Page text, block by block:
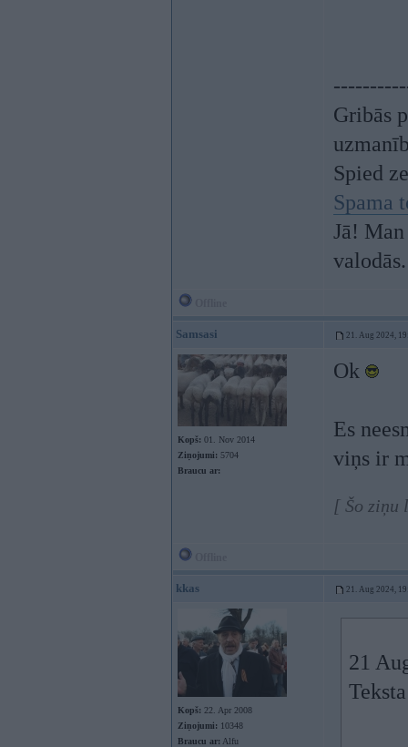
Gribās
Spied
Spama
Jā!
valodās.
Samsasi 21. Aug 2024,
Kopš: 01. Nov 2014
Ziņojumi: 5704
Braucu ar:
Ok
Es
viņs ir
[ Šo ziņu
kkas 21. Aug 2024,
Kopš: 22. Apr 2008
Ziņojumi: 10348
Braucu ar: Alfu
21